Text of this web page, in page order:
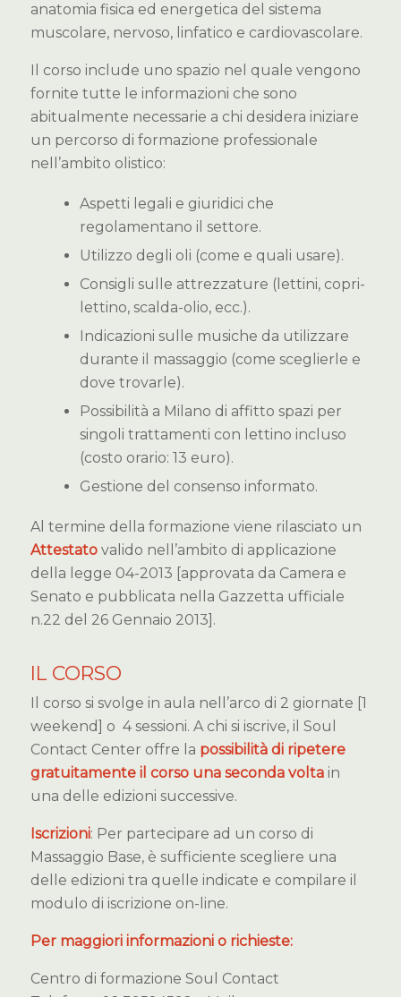
anatomia fisica ed energetica del sistema
muscolare, nervoso, linfatico e cardiovascolare.
Il corso include uno spazio nel quale vengono
fornite tutte le informazioni che sono
abitualmente necessarie a chi desidera iniziare
un percorso di formazione professionale
nell’ambito olistico:
Aspetti legali e giuridici che
regolamentano il settore.
Utilizzo degli oli (come e quali usare).
Consigli sulle attrezzature (lettini, copri-
lettino, scalda-olio, ecc.).
Indicazioni sulle musiche da utilizzare
durante il massaggio (come sceglierle e
dove trovarle).
Possibilità a Milano di affitto spazi per
singoli trattamenti con lettino incluso
(costo orario: 13 euro).
Gestione del consenso informato.
Al termine della formazione viene rilasciato un
Attestatovalido nell’ambito di applicazione
della legge 04-2013 [approvata da Camera e
Senato e pubblicata nella Gazzetta ufficiale
n.22 del 26 Gennaio 2013].
IL CORSO
Il corso si svolge in aula nell’arco di 2 giornate [1
weekend] o 4 sessioni. A chi si iscrive, il Soul
Contact Center offre la possibilità di ripetere
gratuitamente il corso una seconda voltain
una delle edizioni successive.
Iscrizioni: Per partecipare ad un corso di
Massaggio Base, è sufficiente scegliere una
delle edizioni tra quelle indicate e compilare il
modulo di iscrizione on-line.
Per maggiori informazioni o richieste:
Centro di formazione Soul Contact